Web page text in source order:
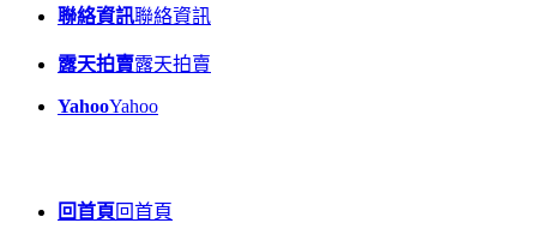
聯絡資訊聯絡資訊
露天拍賣露天拍賣
YahooYahoo
回首頁回首頁